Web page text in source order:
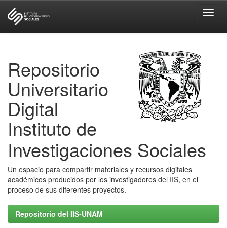
Repositorio
Universitario
Digital
Instituto de
Investigaciones Sociales
Un espacio para compartir materiales y recursos digitales
académicos producidos por los investigadores del IIS, en el
proceso de sus diferentes proyectos.
Repositorio del IIS-UNAM